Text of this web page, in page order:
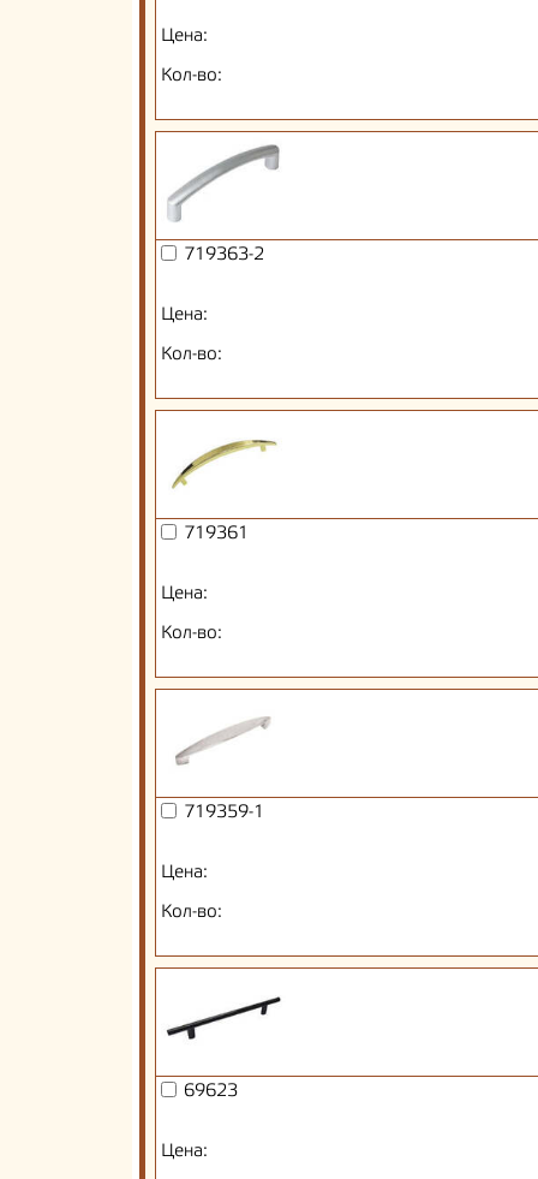
Цена:
Кол-во:
719363-2
Цена:
Кол-во:
719361
Цена:
Кол-во:
719359-1
Цена:
Кол-во:
69623
Цена: